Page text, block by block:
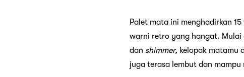
Palet mata ini menghadirkan
warni retro yang hangat. Mulai
dan shimmer, kelopak matamu
juga terasa lembut dan